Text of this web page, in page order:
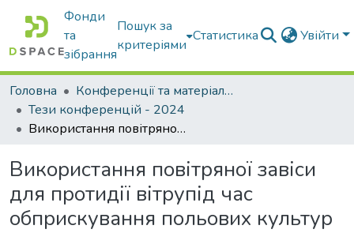
Фонди
та
зібрання
Пошук за
критеріями
Статистика Увійти
Головна
Конференції та матеріали конференцій
Тези конференцій - 2024
Використання повітряної завіси для протидії вітрупід час обприскування польових культур
Використання повітряної завіси
для протидії вітрупід час
обприскування польових культур